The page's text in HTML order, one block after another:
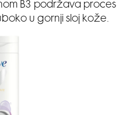
B3 podržava proces
u gornji sloj kože.